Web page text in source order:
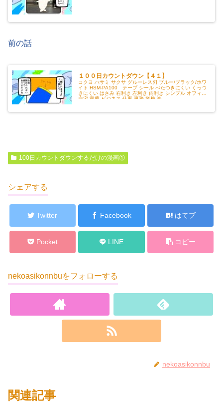
前の話
１００日カウントダウン【４１】
コクヨ ハサミ サクサ グルーレス刃 ブルー/ブラック/ホワ
イト HSM-PA100 テープ シール べたつきにくい くっつ
きにくい はさみ 右利き 左利き 両利き シンプル オフィス
自宅 家庭 ビジネス 仕事 事務 業務 楽...
100日カウントダウンするだけの漫画①
シェアする
Twitter Facebook はてブ
Pocket LINE コピー
nekoasikonnbuをフォローする
nekoasikonnbu
関連記事